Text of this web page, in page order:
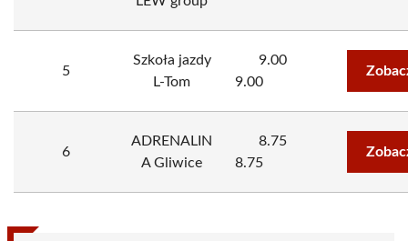
5
Szkoła jazdy
L-Tom
9.00
9.00
6
ADRENALIN
A Gliwice
8.75
8.75